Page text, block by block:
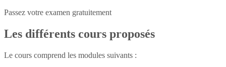
Passez votre examen gratuitement
Les différents cours proposés
Le cours comprend les modules suivants :